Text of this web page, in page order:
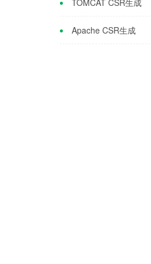
TOMCAT CSR生成
Apache CSR生成